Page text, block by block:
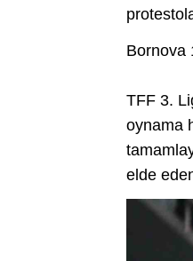
Bornova
TFF 3.
oynama
elde